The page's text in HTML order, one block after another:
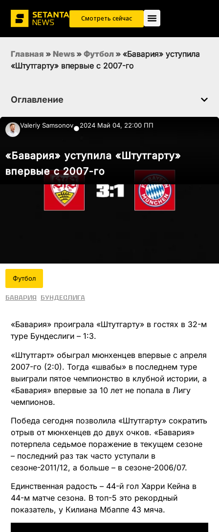
Смотреть сейчас
Главная » News » Футбол » «Бавария» уступила
«Штутгарту» впервые с 2007-го
Оглавление
Valeriy Samsonov●2024 Май 04, 22:00 ПП
«Бавария» уступила «Штутгарту»
впервые с 2007-го
Футбол
Бавария Бундеслига
«Бавария» проиграла «Штутгарту» в гостях в 32-м
туре Бундеслиги – 1:3.
«Штутгарт» обыграл мюнхенцев впервые с апреля
2007-го (2:0). Тогда «швабы» в последнем туре
выиграли пятое чемпионство в клубной истории, а
«Бавария» впервые за 10 лет не попала в Лигу
чемпионов.
Победа сегодня позволила «Штутгарту» сократить
отрыв от мюнхенцев до двух очков. «Бавария»
потерпела седьмое поражение в текущем сезоне
– последний раз так часто уступали в
сезоне-2011/12, а больше – в сезоне-2006/07.
Единственная радость – 44-й гол Харри Кейна в
44-м матче сезона. В топ-5 это рекордный
показатель, у Килиана Мбаппе 43 мяча.